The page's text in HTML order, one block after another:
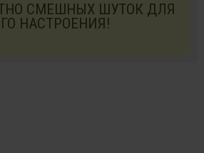
СМЕШНЫХ ШУТОК ДЛЯ
НАСТРОЕНИЯ!